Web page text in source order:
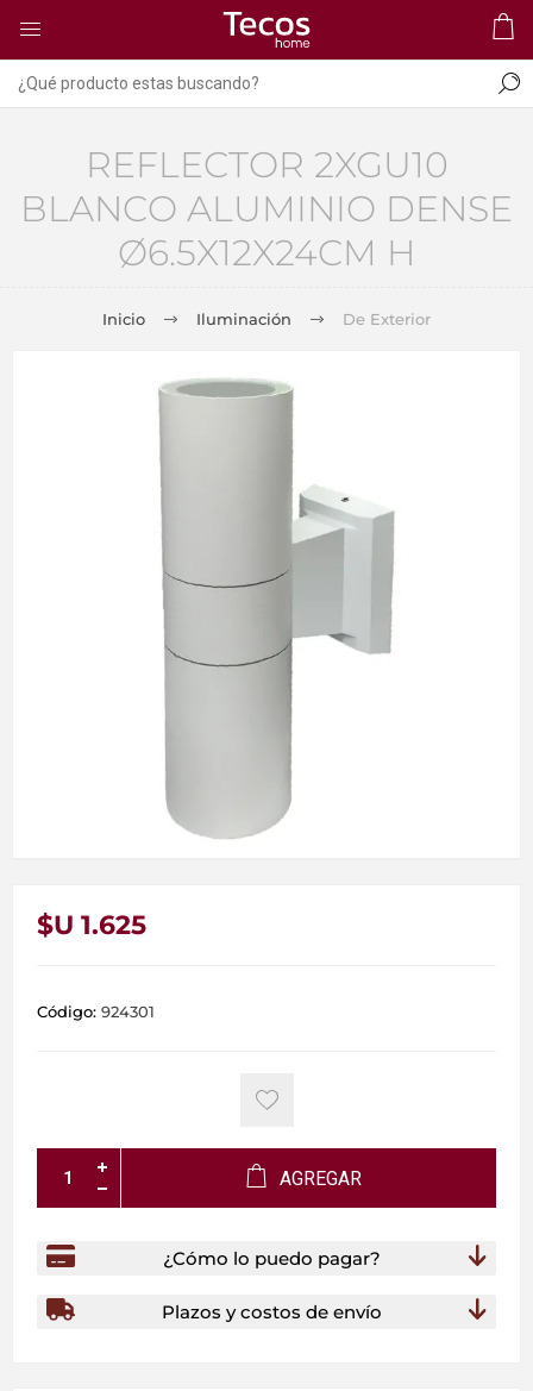
REFLECTOR 2XGU10
BLANCO ALUMINIO DENSE
Ø6.5X12X24CM H
Inicio Iluminación De Exterior
$U 1.625
Código: 924301
AGREGAR
¿Cómo lo puedo pagar?
Plazos y costos de envío